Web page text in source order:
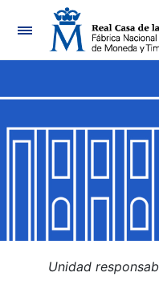
Mostrar/Ocultar
Mostrar/Ocultar
Mostrar/Ocultar
Unidad